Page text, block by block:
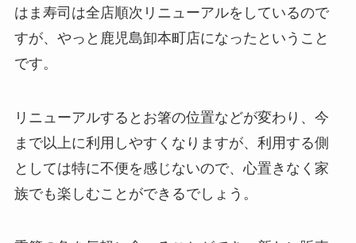
はま寿司は全店順次リニューアルをしているので
すが、やっと鹿児島卸本町店になったということ
です。
リニューアルするとお箸の位置などが変わり、今
まで以上に利用しやすくなりますが、利用する側
としては特に不便を感じないので、心置きなく家
族でも楽しむことができるでしょう。